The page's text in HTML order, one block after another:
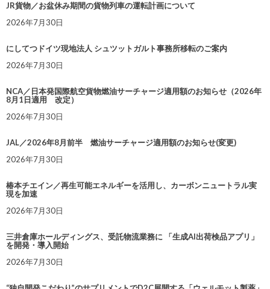
JR貨物／お盆休み期間の貨物列車の運転計画について
2026年7月30日
にしてつドイツ現地法人 シュツットガルト事務所移転のご案内
2026年7月30日
NCA／日本発国際航空貨物燃油サーチャージ適用額のお知らせ（2026年
8月1日適用 改定）
2026年7月30日
JAL／2026年8月前半 燃油サーチャージ適用額のお知らせ(変更)
2026年7月30日
椿本チエイン／再生可能エネルギーを活用し、カーボンニュートラル実
現を加速
2026年7月30日
三井倉庫ホールディングス、受託物流業務に 「生成AI出荷検品アプリ」
を開発・導入開始
2026年7月30日